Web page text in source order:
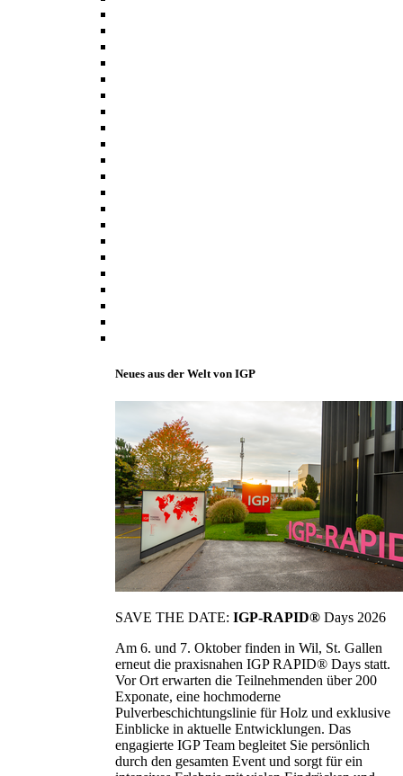
Neues aus der Welt von IGP
SAVE THE DATE: IGP-RAPID® Days 2026
Am 6. und 7. Oktober finden in Wil, St. Gallen
erneut die praxisnahen IGP RAPID® Days statt.
Vor Ort erwarten die Teilnehmenden über 200
Exponate, eine hochmoderne
Pulverbeschichtungslinie für Holz und exklusive
Einblicke in aktuelle Entwicklungen. Das
engagierte IGP Team begleitet Sie persönlich
durch den gesamten Event und sorgt für ein